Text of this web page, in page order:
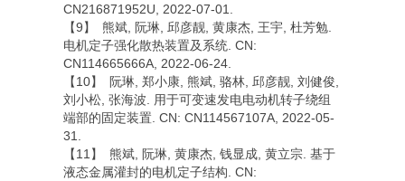
CN216871952U, 2022-07-01.
【9】 熊斌, 阮琳, 邱彦靓, 黄康杰, 王宇, 杜芳勉.
电机定子强化散热装置及系统. CN:
CN114665666A, 2022-06-24.
【10】 阮琳, 郑小康, 熊斌, 骆林, 邱彦靓, 刘健俊,
刘小松, 张海波. 用于可变速发电电动机转子绕组
端部的固定装置. CN: CN114567107A, 2022-05-
31.
【11】 熊斌, 阮琳, 黄康杰, 钱显成, 黄立宗. 基于
液态金属灌封的电机定子结构. CN: